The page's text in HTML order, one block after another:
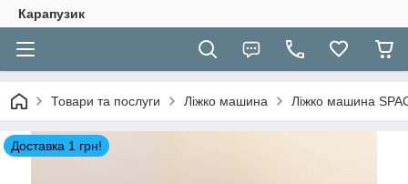
Карапузик
Товари та послуги Ліжко машина Ліжко машина
Доставка 1 грн!